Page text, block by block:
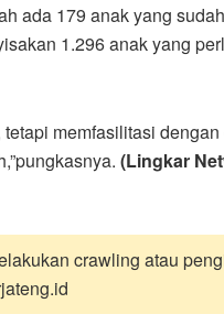
ada 179 anak yang
1.296 anak yang
memfasilitasi
(Lingkar
crawling atau